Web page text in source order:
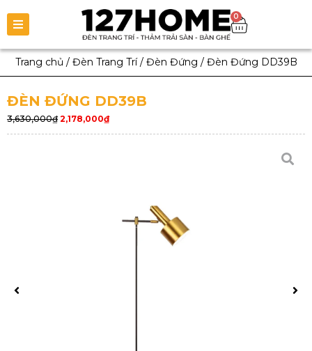
0
Trang chủ / Đèn Trang Trí/ Đèn Đứng / Đèn Đứng DD39B
ĐÈN ĐỨNG DD39B
3,630,000₫ 2,178,000₫